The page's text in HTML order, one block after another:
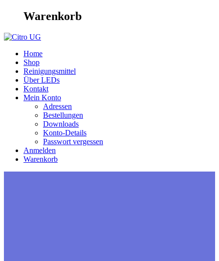
Warenkorb
Home
Shop
Reinigungsmittel
Über LEDs
Kontakt
Mein Konto
Adressen
Bestellungen
Downloads
Konto-Details
Passwort vergessen
Anmelden
Warenkorb